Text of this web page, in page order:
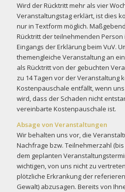
Wird der Rücktritt mehr als vier
Veranstaltungstag erklärt, ist dies
nur in Textform möglich.
Rücktritt der teilnehmenden
Eingangs der Erklärung beim VuV.
themengleiche Veranstaltung an
als Rücktritt von der gebuchten
zu 14 Tagen vor der Veranstaltung
Kostenpauschale entfällt, wenn
wird, dass der Schaden nicht
vereinbarte Kostenpauschale ist.
Absage von Veranstaltungen
Wir behalten uns vor, die
Nachfrage bzw. Teilnehmerzahl
dem geplanten
wichtigen, von uns nicht zu
plötzliche Erkrankung der
Gewalt) abzusagen. Bereits von